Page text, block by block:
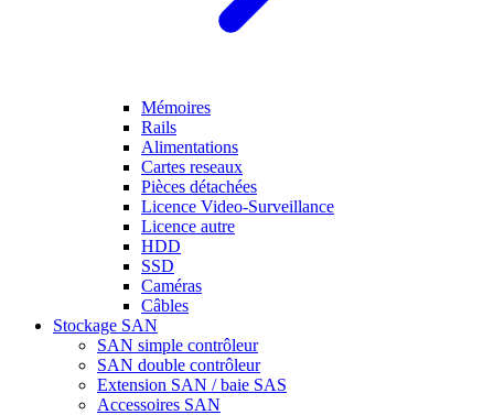
Mémoires
Rails
Alimentations
Cartes reseaux
Pièces détachées
Licence Video-Surveillance
Licence autre
HDD
SSD
Caméras
Câbles
Stockage SAN
SAN simple contrôleur
SAN double contrôleur
Extension SAN / baie SAS
Accessoires SAN